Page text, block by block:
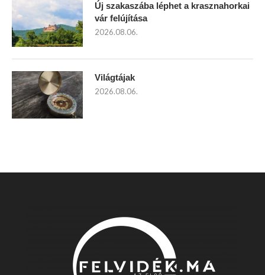
Új szakaszába léphet a krasznahorkai
vár felújítása
2026.08.06.
Világtájak
2026.08.06.